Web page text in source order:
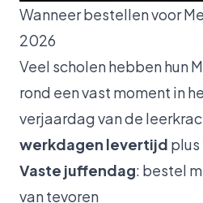
Wanneer bestellen voor
2026
Veel scholen hebben hun
rond een vast moment in
verjaardag van de
werkdagen levertijd plus
Vaste juffendag: bestel
van tevoren